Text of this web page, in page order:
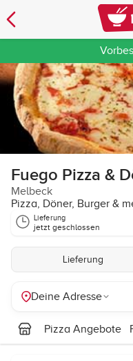
Fuego Pizza &
Melbeck
Pizza, Döner, Burger &
Lieferung
jetzt geschlossen
Lieferung
Deine Adresse
Pizza Angebote